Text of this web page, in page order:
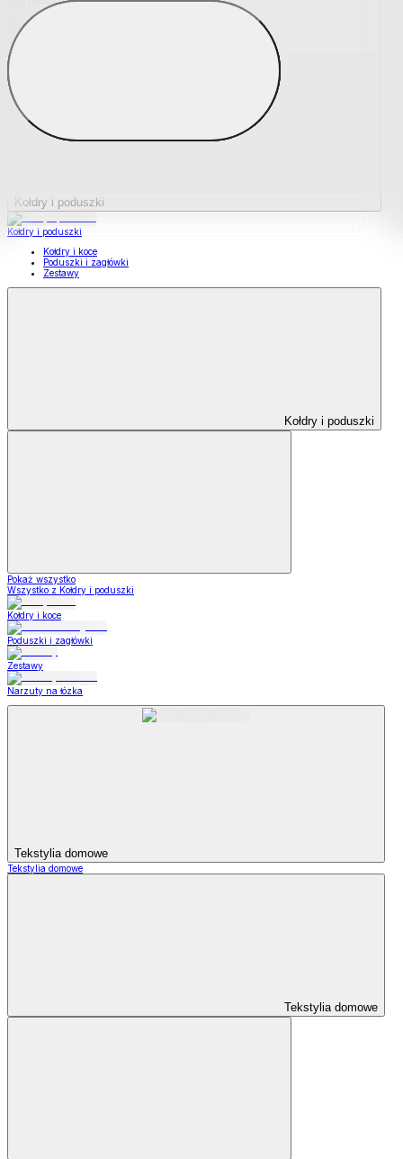
Podkładki na materace
Materace nawierzchniowe
Kołdry i poduszki
Kołdry i poduszki
Kołdry i koce
Poduszki i zagłówki
Zestawy
Kołdry i poduszki
Pokaż wszystko
Wszystko z Kołdry i poduszki
Kołdry i koce
Poduszki i zagłówki
Zestawy
Narzuty na łózka
Tekstylia domowe
Tekstylia domowe
Tekstylia domowe